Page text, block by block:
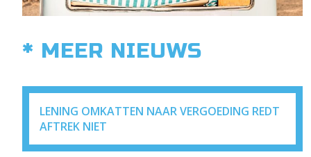
* MEER NIEUWS
LENING OMKATTEN NAAR VERGOEDING REDT
AFTREK NIET